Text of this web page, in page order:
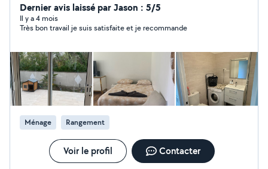
profondeur, fin de bail. Assurance et références
vérifiables. Forfaits personnalisés selon surface et
fréquence. Devis gratuit.
Dernier avis laissé par Jason : 5/5
Il y a 4 mois
Très bon travail je suis satisfaite et je recommande
Ménage Rangement
Voir le profil Contacter